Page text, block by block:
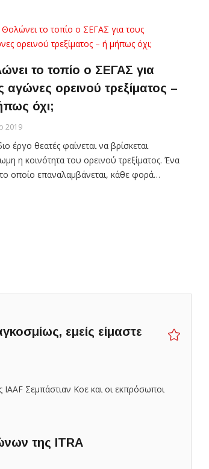
το τοπίο ο ΣΕΓΑΣ για
αγώνες ορεινού τρεξίματος –
όχι;
2019
έργο θεατές φαίνεται να βρίσκεται
η κοινότητα του ορεινού τρεξίματος. Ένα
οποίο επαναλαμβάνεται, κάθε φορά…
εμείς είμαστε
Σεμπάστιαν Κοε και οι εκπρόσωποι
της ITRA